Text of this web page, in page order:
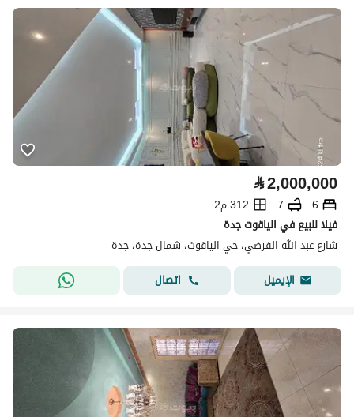
⃁2,000,000
6
7
312 م2
فيلا للبيع في الياقوت جدة
شارع عبد الله الفرضي، حي الياقوت، شمال جدة، جدة
الإيميل
اتصال